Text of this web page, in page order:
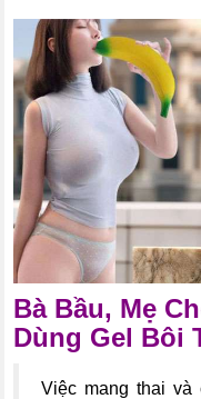
Bà Bầu, Mẹ
Dùng Gel Bôi
Việc mang thai